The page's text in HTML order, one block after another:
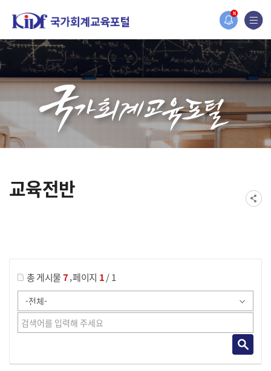
N
홈페이지가 새롭게 개편되었습니다.
한국조세재정연구원홈페이지가 새롭게 개설되었습니다.
교육전반
총 게시물7,페이지 1/ 1